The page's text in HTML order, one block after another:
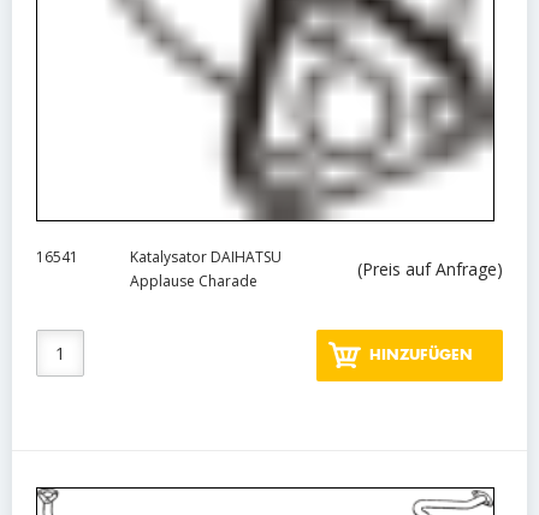
16541
Katalysator DAIHATSU
Applause Charade
(Preis auf Anfrage)
HINZUFÜGEN